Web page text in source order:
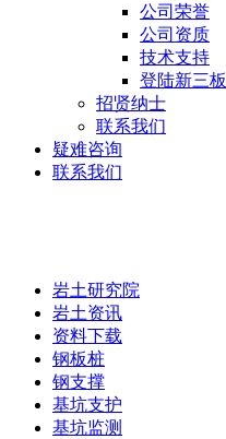
公司荣誉
公司资质
技术支持
登陆新三板
招贤纳士
联系我们
疑难咨询
联系我们
岩土研究院
岩土资讯
资料下载
钢板桩
钢支撑
基坑支护
基坑监测